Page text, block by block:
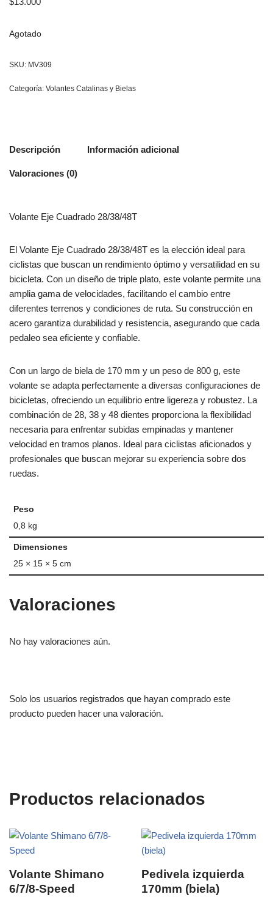
Agotado
SKU: MV309
Categoría: Volantes Catalinas y Bielas
Descripción Información adicional
Valoraciones (0)
Volante Eje Cuadrado 28/38/48T
El Volante Eje Cuadrado 28/38/48T es la elección ideal para
ciclistas que buscan un rendimiento óptimo y versatilidad en su
bicicleta. Con un diseño de triple plato, este volante permite una
amplia gama de velocidades, facilitando el cambio entre
diferentes terrenos y condiciones de ruta. Su construcción en
acero garantiza durabilidad y resistencia, asegurando que cada
pedaleo sea eficiente y confiable.
Con un largo de biela de 170 mm y un peso de 800 g, este
volante se adapta perfectamente a diversas configuraciones de
bicicletas, ofreciendo un equilibrio entre ligereza y robustez. La
combinación de 28, 38 y 48 dientes proporciona la flexibilidad
necesaria para enfrentar subidas empinadas y mantener
velocidad en tramos planos. Ideal para ciclistas aficionados y
profesionales que buscan mejorar su experiencia sobre dos
ruedas.
Peso
0,8 kg
Dimensiones
25 × 15 × 5 cm
Valoraciones
No hay valoraciones aún.
Solo los usuarios registrados que hayan comprado este
producto pueden hacer una valoración.
Productos relacionados
Volante Shimano
6/7/8-Speed
Pedivela izquierda
170mm (biela)